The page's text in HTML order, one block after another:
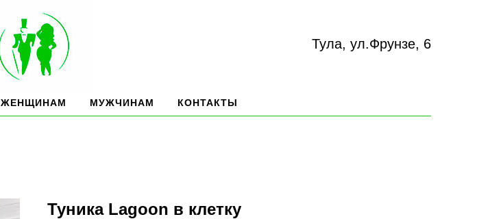
Тула, ул.Фрунзе, 6
ЖЕНЩИНАМ МУЖЧИНАМ КОНТАКТЫ
Туника Lagoon в клетку